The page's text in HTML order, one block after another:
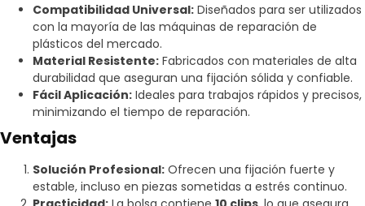
Compatibilidad Universal: Diseñados para ser utilizados
con la mayoría de las máquinas de reparación de
plásticos del mercado.
Material Resistente: Fabricados con materiales de alta
durabilidad que aseguran una fijación sólida y confiable.
Fácil Aplicación: Ideales para trabajos rápidos y precisos,
minimizando el tiempo de reparación.
Ventajas
Solución Profesional: Ofrecen una fijación fuerte y
estable, incluso en piezas sometidas a estrés continuo.